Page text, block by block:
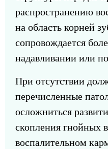
распространению
на область корней
сопровождается
надавливании или
При отсутствии
перечисленные
осложниться
скопления гнойных
воспалительном